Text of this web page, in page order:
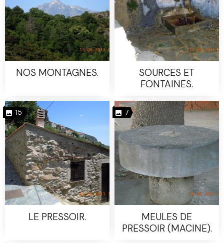
NOS MONTAGNES.
SOURCES ET
FONTAINES.
15
LE PRESSOIR.
7
MEULES DE
PRESSOIR (MACINE).